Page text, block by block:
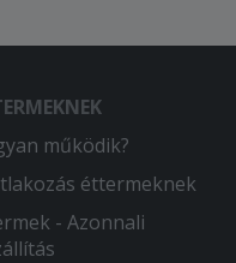
működik?
éttermeknek
- Azonnali